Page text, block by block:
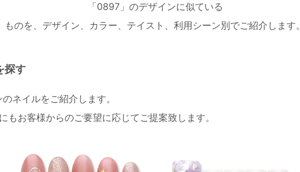
「0897」のデザインに似ている
ものを、デザイン、カラー、テイスト、利用シーン別でご紹介します。
探す
ネイルをご紹介します。
もお客様からのご要望に応じてご提案致します。